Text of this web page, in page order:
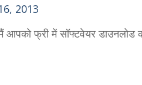
2013
आपको फ्री में सॉफ्टवेयर